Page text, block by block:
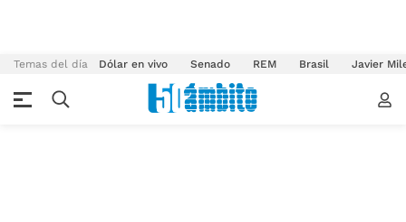
Temas del día Dólar en vivo Senado REM Brasil Javier